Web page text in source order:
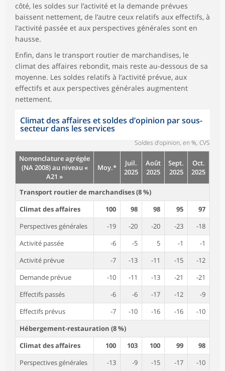
côté, les soldes sur l’activité et la demande prévues
baissent nettement, de l’autre ceux relatifs aux effectifs, à
l’activité passée et aux perspectives générales sont en
hausse.
Enfin, dans le transport routier de marchandises, le
climat des affaires rebondit, mais reste au-dessous de sa
moyenne. Les soldes relatifs à l’activité prévue, aux
effectifs et aux perspectives générales augmentent
nettement.
Climat des affaires et soldes d’opinion par sous-
secteur dans les services
Soldes d’opinion, en %, CVS
Nomenclature agrégée
(NA 2008) au niveau «
A21 »
Moy.*
Juil.
2025
Août
2025
Sept.
2025
Oct.
2025
Transport routier de marchandises (8 %)
Climat des affaires
100 98 98 95
97
Perspectives générales
-19 -20 -20 -23
-18
Activité passée
-6 -5 5 -1
-1
Activité prévue
-7 -13 -11 -15
-12
Demande prévue
-10 -11 -13 -21
-21
Effectifs passés
-6 -6 -17 -12
-9
Effectifs prévus
-7 -10 -16 -16
-10
Hébergement-restauration (8 %)
Climat des affaires
100 103 100 99
98
Perspectives générales
-13 -9 -15 -17 -10